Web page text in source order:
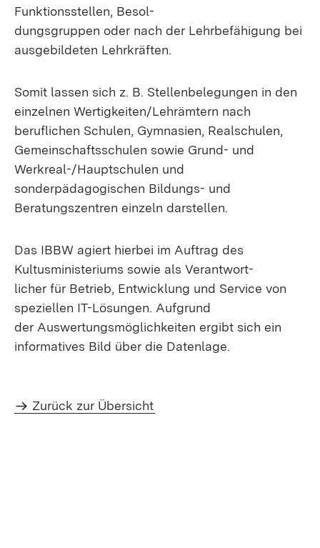
Funktionsstellen, Besol-
dungsgruppen oder nach der Lehrbefähigung bei
ausgebildeten Lehrkräften.
Somit lassen sich z. B. Stellenbelegungen in den
einzelnen Wertigkeiten/Lehrämtern nach
beruflichen Schulen, Gymnasien, Realschulen,
Gemeinschaftsschulen sowie Grund- und
Werkreal-/Hauptschulen und
sonderpädagogischen Bildungs- und
Beratungszentren einzeln darstellen.
Das IBBW agiert hierbei im Auftrag des
Kultusministeriums sowie als Verantwort-
licher für Betrieb, Entwicklung und Service von
speziellen IT-Lösungen. Aufgrund
der Auswertungsmöglichkeiten ergibt sich ein
informatives Bild über die Datenlage.
Zurück zur Übersicht